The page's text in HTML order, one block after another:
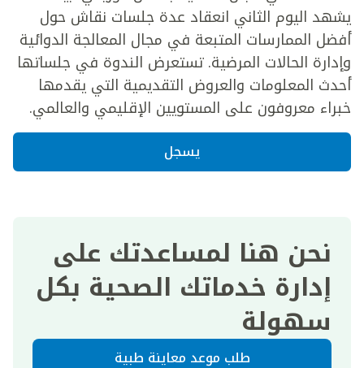
يشهد اليوم الثاني انعقاد عدة جلسات نقاش حول
أفضل الممارسات المتبعة في مجال المعالجة الدوائية
وإدارة الحالات المرضية. تستعرض الندوة في جلساتها
أحدث المعلومات والعروض التقديمية التي يقدمها
خبراء معروفون على المستويين الإقليمي والعالمي.
يسجل
نحن هنا لمساعدتك على
إدارة خدماتك الصحية بكل
سهولة
طلب موعد معاينة طبية